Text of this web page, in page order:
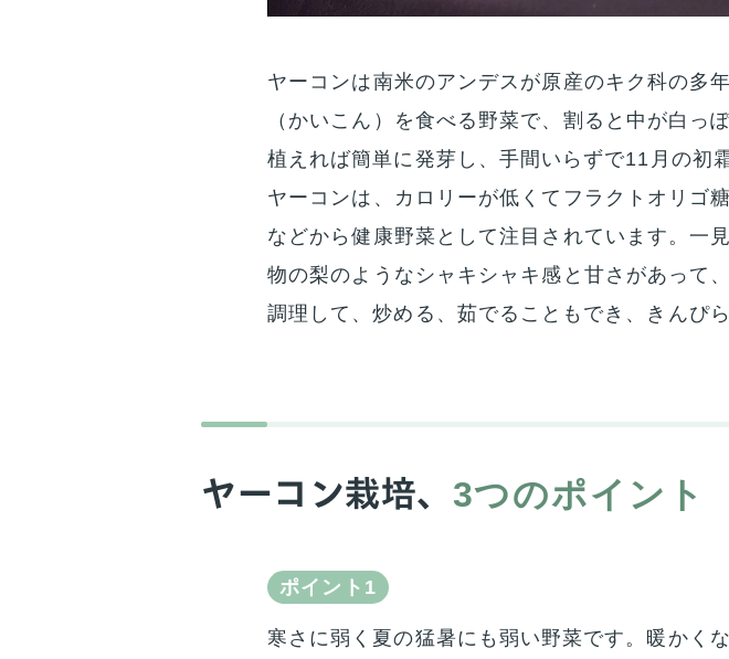
ヤーコンは南米のアンデスが原産のキク科の多
（かいこん）を食べる野菜で、割ると中が白
植えれば簡単に発芽し、手間いらずで11月の初
ヤーコンは、カロリーが低くてフラクトオリゴ
などから健康野菜として注目されています。一
物の梨のようなシャキシャキ感と甘さがあって
調理して、炒める、茹でることもでき、きんぴ
ヤーコン栽培、 3つのポイント
ポイント1
寒さに弱く夏の猛暑にも弱い野菜です。暖かく